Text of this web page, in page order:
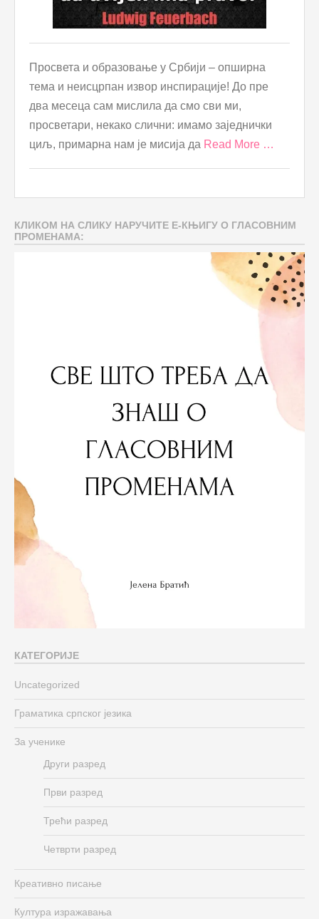
Просвета и образовање у Србији – опширна
тема и неисцрпан извор инспирације! До пре
два месеца сам мислила да смо сви ми,
просветари, некако слични: имамо заједнички
циљ, примарна нам је мисија да Read More …
КЛИКОМ НА СЛИКУ НАРУЧИТЕ Е-КЊИГУ О ГЛАСОВНИМ
ПРОМЕНАМА:
КАТЕГОРИЈЕ
Uncategorized
Граматика српског језика
За ученике
Други разред
Први разред
Трећи разред
Четврти разред
Креативно писање
Култура изражавања